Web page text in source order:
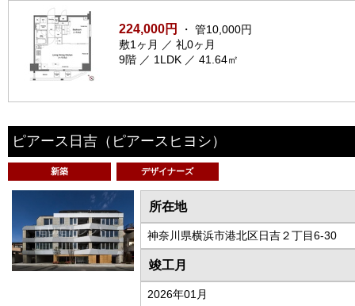
224,000円
・ 管10,000円
敷1ヶ月 ／ 礼0ヶ月
9階 ／ 1LDK ／ 41.64㎡
ピアース日吉 （ピアースヒヨシ）
新築 デザイナーズ
所在地
神奈川県横浜市港北区日吉２丁目6-30
竣工月
2026年01月